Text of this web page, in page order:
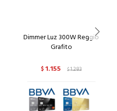
Dimmer Luz 300W Reggio
Grafito
$1.155 $1.283